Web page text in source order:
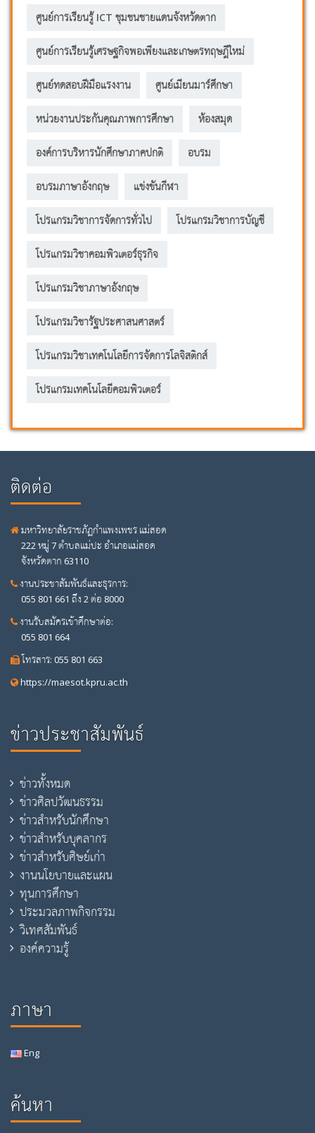
ศูนย์การเรียนรู้ ICT ชุมชนชายแดนจังหวัดตาก
ศูนย์การเรียนรู้เศรษฐกิจพอเพียงและเกษตรทฤษฎีใหม่
ศูนย์ทดสอบฝีมือแรงงาน ศูนย์เมียนมาร์ศึกษา
หน่วยงานประกันคุณภาพการศึกษา ห้องสมุด
องค์การบริหารนักศึกษาภาคปกติ อบรม
อบรมภาษาอังกฤษ แข่งขันกีฬา
โปรแกรมวิชาการจัดการทั่วไป โปรแกรมวิชาการบัญชี
โปรแกรมวิชาคอมพิวเตอร์ธุรกิจ
โปรแกรมวิชาภาษาอังกฤษ
โปรแกรมวิชารัฐประศาสนศาสตร์
โปรแกรมวิชาเทคโนโลยีการจัดการโลจิสติกส์
โปรแกรมเทคโนโลยีคอมพิวเตอร์
ติดต่อ
มหาวิทยาลัยราชภัฏกำแพงเพชร แม่สอด
222 หมู่ 7 ตำบลแม่ปะ อำเภอแม่สอด
จังหวัดตาก 63110
งานประชาสัมพันธ์และธุรการ:
055 801 661 ถึง 2 ต่อ 8000
งานรับสมัครเข้าศึกษาต่อ:
055 801 664
โทรสาร: 055 801 663
https://maesot.kpru.ac.th
ข่าวประชาสัมพันธ์
ข่าวทั้งหมด
ข่าวศิลปวัฒนธรรม
ข่าวสำหรับนักศึกษา
ข่าวสำหรับบุคลากร
ข่าวสำหรับศิษย์เก่า
งานนโยบายและแผน
ทุนการศึกษา
ประมวลภาพกิจกรรม
วิเทศสัมพันธ์
องค์ความรู้
ภาษา
Eng
ค้นหา